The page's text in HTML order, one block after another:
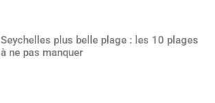
Seychelles plus belle plage : les 10 plages
à ne pas manquer